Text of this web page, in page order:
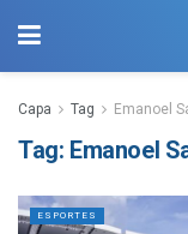
Capa Tag Emanoel
Tag: Emanoel
ESPORTES